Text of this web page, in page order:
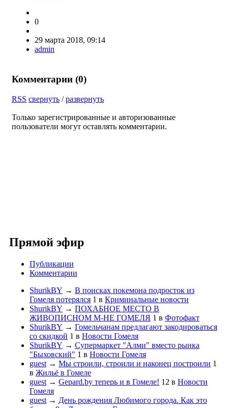
0
29 марта 2018, 09:14
admin
Комментарии (0)
RSS свернуть /развернуть
Только зарегистрированные и авторизованные
пользователи могут оставлять комментарии.
Прямой эфир
Публикации
Комментарии
ShurikBY → В поисках покемона подросток из
Гомеля потерялся 1 в Криминальные новости
ShurikBY → ПОХАБНОЕ МЕСТО В
ЖИВОПИСНОМ М-НЕ ГОМЕЛЯ 1 в Фотофакт
ShurikBY → Гомельчанам предлагают закодироваться
со скидкой 1 в Новости Гомеля
ShurikBY → Супермаркет "Алми" вместо рынка
"Быховский" 1 в Новости Гомеля
guest → Мы строили, строили и наконец построили 1
в Жильё в Гомеле
guest → Gepard.by теперь и в Гомеле! 12 в Новости
Гомеля
guest → День рождения Любимого города. Как это